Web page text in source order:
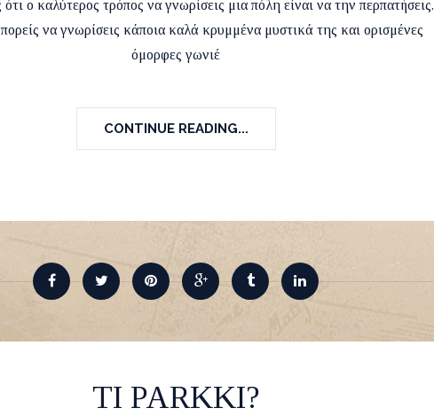
ότι ο καλύτερος τρόπος να γνωρίσεις μια πόλη είναι να την περπατήσεις.
να γνωρίσεις κάποια καλά κρυμμένα μυστικά της και ορισμένες
όμορφες γωνιέ
CONTINUE READING...
TI PARKKI?